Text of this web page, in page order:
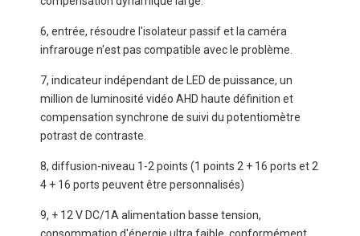
6, entrée, résoudre l'isolateur passif et la caméra
infrarouge n'est pas compatible avec le problème.
7, indicateur indépendant de LED de puissance, un
million de luminosité vidéo AHD haute définition et
compensation synchrone de suivi du potentiomètre
potrast de contraste.
8, diffusion-niveau 1-2 points (1 points 2 + 16 ports et 2
4 + 16 ports peuvent être personnalisés)
9, + 12 V DC/1A alimentation basse tension,
consommation d'énergie ultra faible, conformément